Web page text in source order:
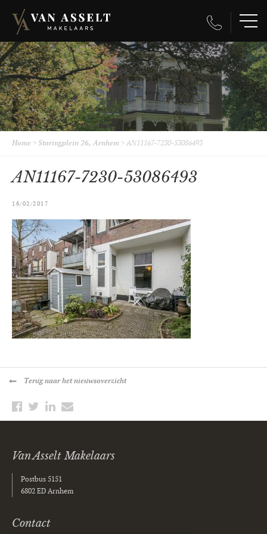
Home > Staringplein 26, Arnhem >AN11167-7230-53086493
AN11167-7230-53086493
16/02/2017
Terugnaar het nieuwsoverzicht
Van Asselt Makelaars
Postbus 5151
6802 ED Arnhem
Contact